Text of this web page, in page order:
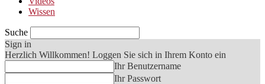
Wissen
Suche
Sign in
Herzlich Willkommen! Loggen Sie sich in Ihrem Konto ein
Ihr Benutzername
Ihr Passwort